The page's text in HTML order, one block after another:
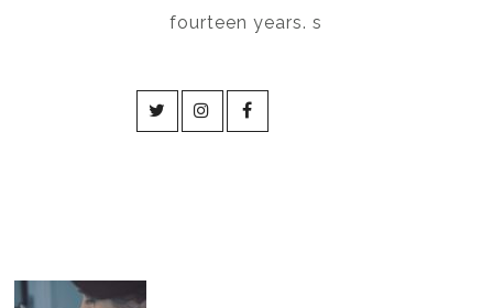
fourteen years. s